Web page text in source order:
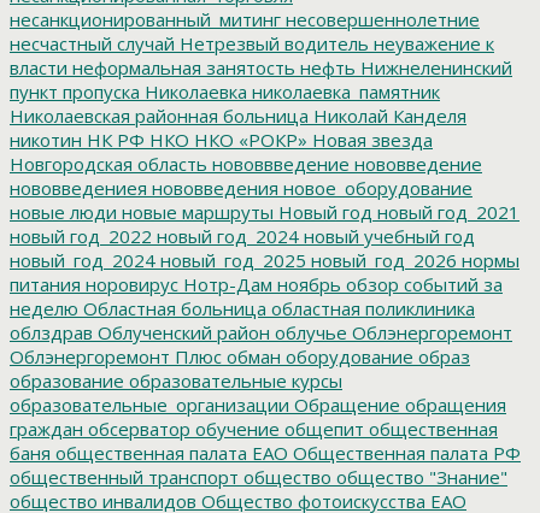
несанкционированный_митинг несовершеннолетние
несчастный случай Нетрезвый водитель неуважение к
власти неформальная занятость нефть Нижнеленинский
пункт пропуска Николаевка николаевка_памятник
Николаевская районная больница Николай Канделя
никотин НК РФ НКО НКО «РОКР» Новая звезда
Новгородская область нововвведение нововведение
нововведениея нововведения новое_оборудование
новые люди новые маршруты Новый год новый год_2021
новый год_2022 новый год_2024 новый учебный год
новый_год_2024 новый_год_2025 новый_год_2026 нормы
питания норовирус Нотр-Дам ноябрь обзор событий за
неделю Областная больница областная поликлиника
облздрав Облученский район облучье Облэнергоремонт
Облэнергоремонт Плюс обман оборудование образ
образование образовательные курсы
образовательные_организации Обращение обращения
граждан обсерватор обучение общепит общественная
баня общественная палата ЕАО Общественная палата РФ
общественный транспорт общество общество "Знание"
общество инвалидов Общество фотоискусства ЕАО